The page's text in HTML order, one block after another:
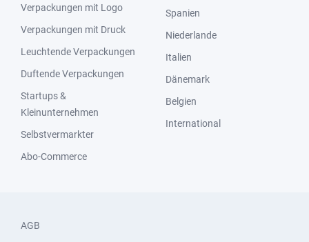
Verpackungen mit Logo
Verpackungen mit Druck
Leuchtende Verpackungen
Duftende Verpackungen
Startups &
Kleinunternehmen
Selbstvermarkter
Abo-Commerce
Spanien
Niederlande
Italien
Dänemark
Belgien
International
AGB